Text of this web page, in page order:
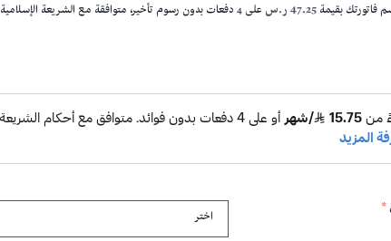
فاتورتك بقيمة47.25 ر.س على4دفعات بدون رسوم تأخير، متوافقة مع الشريعة الإسلامية
*